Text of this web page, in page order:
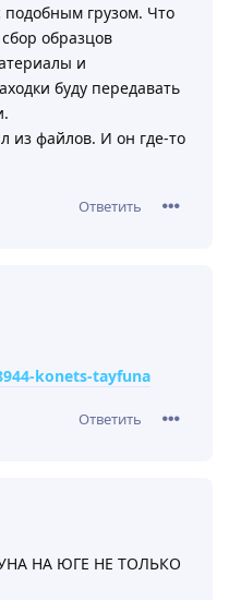
грузом. Что
образцов
и
буду передавать
из файлов. И он где-то
Ответить
konets-tayfuna
Ответить
НА ЮГЕ НЕ ТОЛЬКО